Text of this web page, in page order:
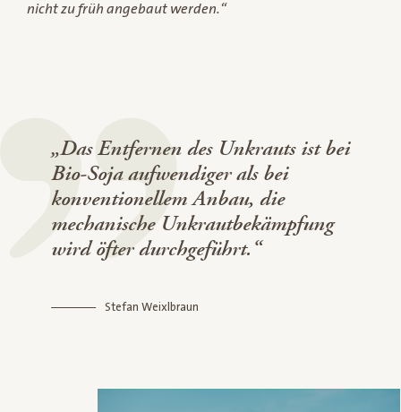
nicht zu früh angebaut werden.“
„Das Entfernen des Unkrauts ist bei
Bio-Soja aufwendiger als bei
konventionellem Anbau, die
mechanische Unkrautbekämpfung
wird öfter durchgeführt.“
Stefan Weixlbraun